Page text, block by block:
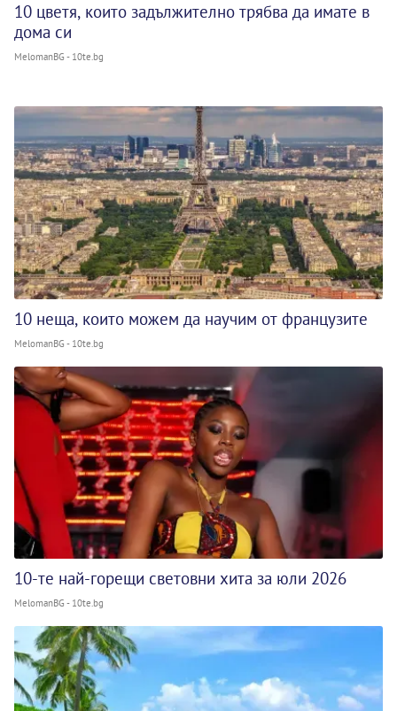
10 цветя, които задължително трябва да имате в
дома си
MelomanBG - 10te.bg
10 неща, които можем да научим от французите
MelomanBG - 10te.bg
10-те най-горещи световни хита за юли 2026
MelomanBG - 10te.bg